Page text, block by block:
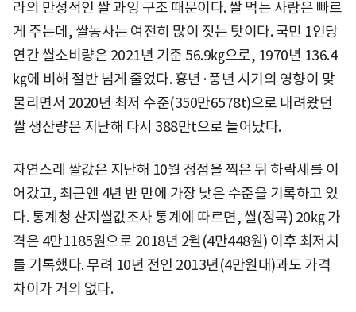
라의 만성적인 쌀 과잉 구조 때문이다. 쌀 먹는 사람은 빠르
게 주는데, 쌀농사는 여전히 많이 짓는 탓이다. 국민 1인당
연간 쌀소비량은 2021년 기준 56.9㎏으로, 1970년 136.4
㎏에 비해 절반 넘게 줄었다. 흉년·풍년 시기의 영향이 맞
물리면서 2020년 최저 수준(350만6578t)으로 내려왔던
쌀 생산량은 지난해 다시 388만t으로 늘어났다.
자연스레 쌀값은 지난해 10월 정점을 찍은 뒤 하락세를 이
어갔고, 최근엔 4년 반 만에 가장 낮은 수준을 기록하고 있
다. 통계청 산지쌀값조사 통계에 따르면, 쌀(정곡) 20㎏ 가
격은 4만1185원으로 2018년 2월(4만448원) 이후 최저치
를 기록했다. 무려 10년 전인 2013년(4만원대)과도 가격
차이가 거의 없다.